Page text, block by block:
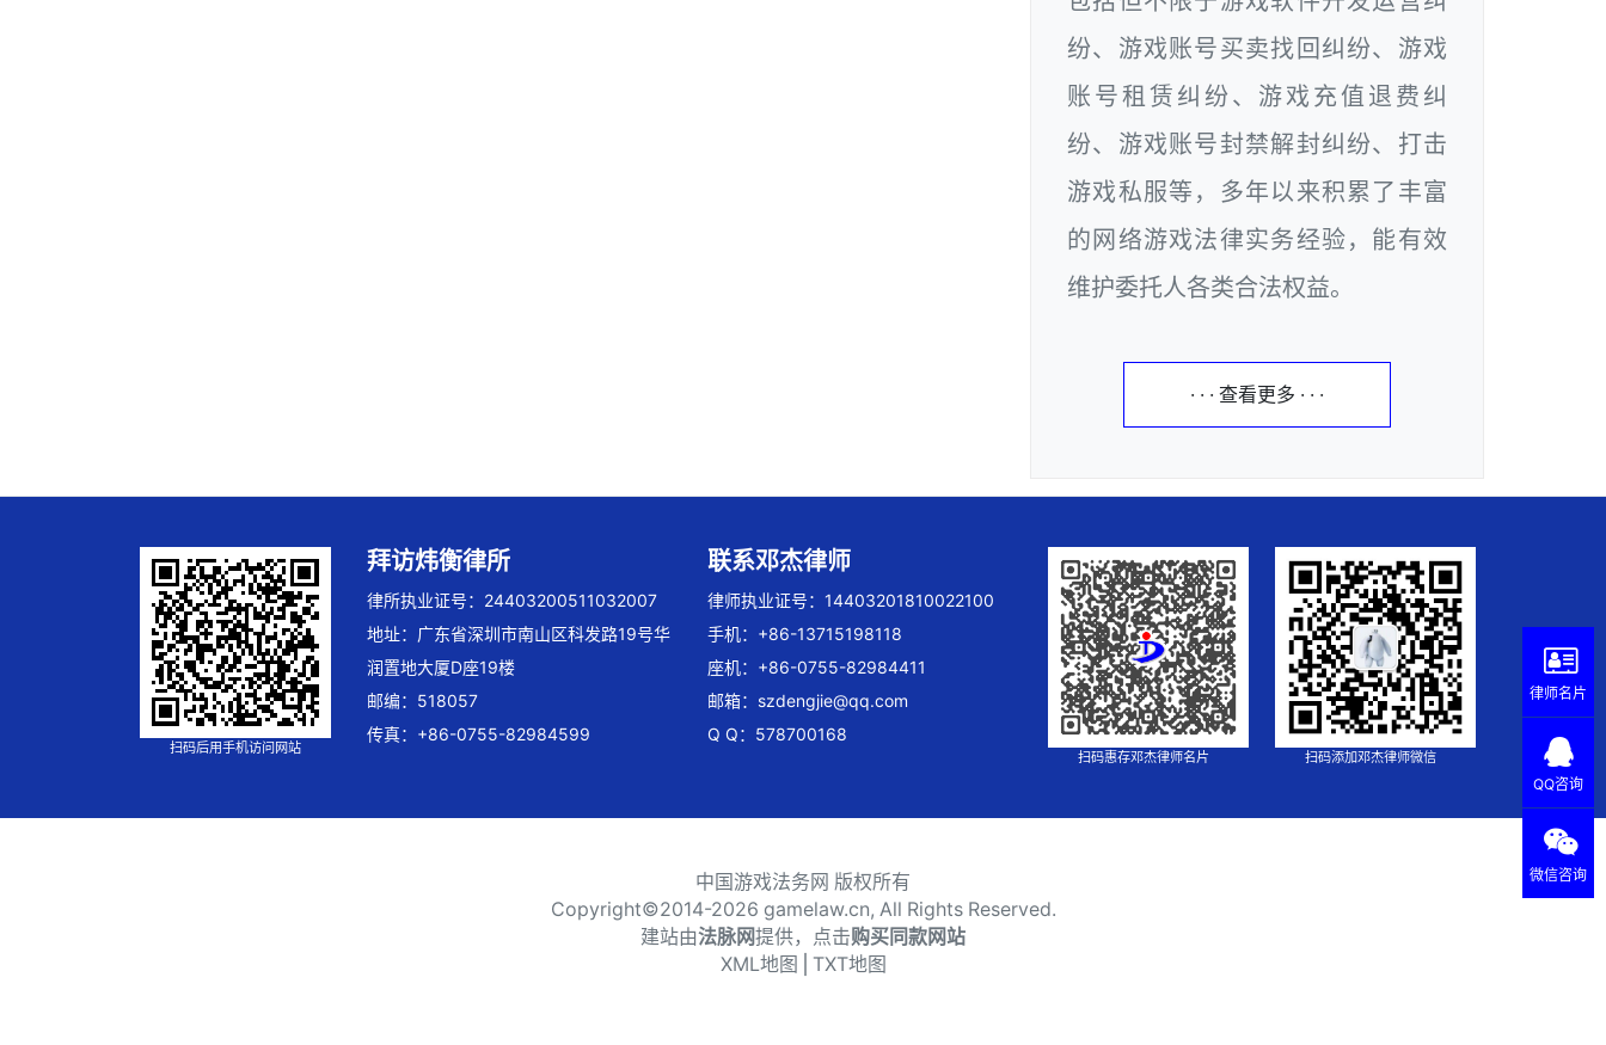
纷、游戏账号买卖找回纠纷、游戏
账号租赁纠纷、游戏充值退费纠
纷、游戏账号封禁解封纠纷、打击
游戏私服等，多年以来积累了丰富
的网络游戏法律实务经验，能有效
维护委托人各类合法权益。
· · · 查看更多 · · ·
扫码后用手机访问网站
拜访炜衡律所
律所执业证号：24403200511032007
地址：广东省深圳市南山区科发路19号华
润置地大厦D座19楼
邮编：518057
传真：+86-0755-82984599
联系邓杰律师
律师执业证号：14403201810022100
手机：+86-13715198118
座机：+86-0755-82984411
邮箱： szdengjie@qq.com
Q Q：578700168
扫码惠存邓杰律师名片 扫码添加邓杰律师微信
中国游戏法务网 版权所有
Copyright©2014-2026 gamelaw.cn, All Rights Reserved.
建站由法脉网提供，点击购买同款网站
XML地图 TXT地图
律师名片
QQ咨询
微信咨询